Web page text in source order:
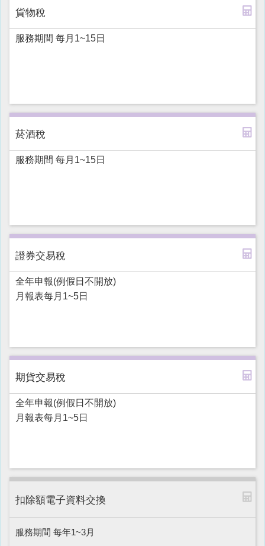
貨物稅
服務期間 每月1~15日
菸酒稅
服務期間 每月1~15日
證券交易稅
全年申報(例假日不開放)
月報表每月1~5日
期貨交易稅
全年申報(例假日不開放)
月報表每月1~5日
扣除額電子資料交換
服務期間 每年1~3月